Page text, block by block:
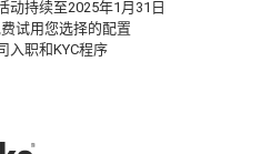
动持续至2025年1月31日
试用您选择的配置
入职和KYC程序